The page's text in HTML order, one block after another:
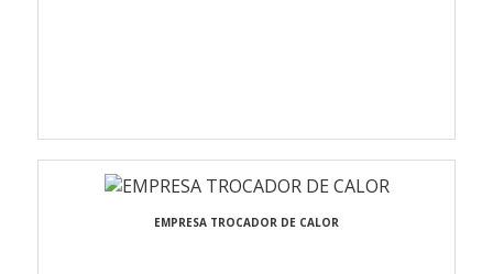
EMPRESA TROCADOR DE CALOR